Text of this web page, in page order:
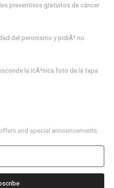
preventivos gratuitos de cáncer
del peronismo y pidiÃ³ no
la icÃ³nica foto de la tapa
and special announcements.